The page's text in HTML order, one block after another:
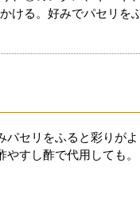
ける。好みでパセリをふ
パセリをふると彩りが
やすし酢で代用して